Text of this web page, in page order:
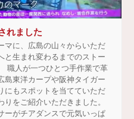
れました
マに、広島の山々からいただ
と生まれ変わるまでのストー
職人が一つひとつ手作業で革
島東洋カープや阪神タイガー
にもスポットを当てていただ
をご紹介いただきました。
ーがチアダンスで元気いっぱ